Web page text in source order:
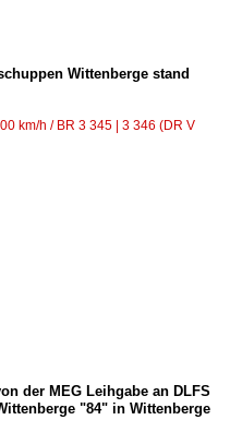
Wittenberge stand
km/h / BR 3 345 | 3 346 (DR V
der MEG Leihgabe an DLFS
"84" in Wittenberge